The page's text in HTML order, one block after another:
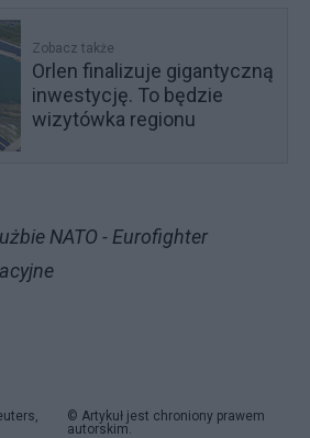
Zobacz także
Orlen finalizuje gigantyczną
inwestycję. To będzie
wizytówka regionu
NATO - Eurofighter
© Artykuł jest chroniony prawem
autorskim.